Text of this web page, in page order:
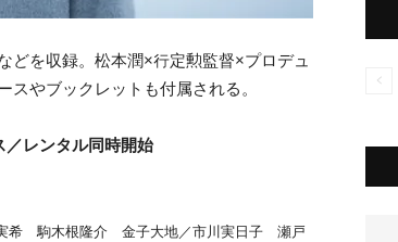
どを収録。松本潤×行定勲監督×プロデュ
やブックレットも付属される。
／レンタル同時開始
駒木根隆介 金子大地／市川実日子 瀬戸